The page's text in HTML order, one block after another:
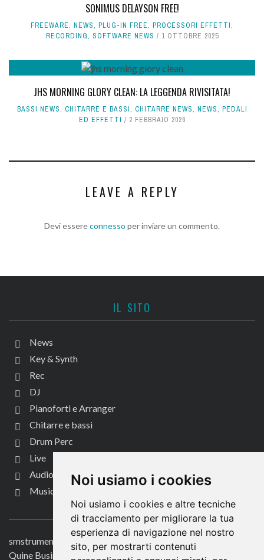
Noi usiamo i cookies
Noi usiamo i cookies e altre tecniche
di tracciamento per migliorare la tua
esperienza di navigazione nel nostro
sito, per mostrarti contenuti
SONIMUS DELAYSON FREE!
FREEWARE, NEWS, PLUG-IN FREE, PROCESSORI EFFETTI,
RECORDING, SOFTWARE NEWS 1 OTTOBRE 2025
JHS MORNING GLORY CLEAN: LA LEGGENDA RIVISITATA!
BASSI NEWS, CHITARRE E BASSI, CHITARRE NEWS, NEWS, PEDALI
ED EFFETTI
2 FEBBRAIO 2026
LEAVE A REPLY
Devi essereconnesso per inviare un commento.
IL SITO
News
Key & Synth
Rec
DJ
Pianoforti e Arranger
Chitarre e bassi
Drum Perc
Live
Audio per video
Music Life
CONTATTACI
smstrumentimusicali.it
Quine Business Publisher